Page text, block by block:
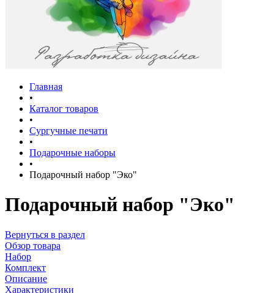
Главная
•
Каталог товаров
•
Сургучные печати
•
Подарочные наборы
•
Подарочный набор "Эко"
Подарочный набор "Эко"
Вернуться в раздел
Обзор товара
Набор
Комплект
Описание
Характеристики